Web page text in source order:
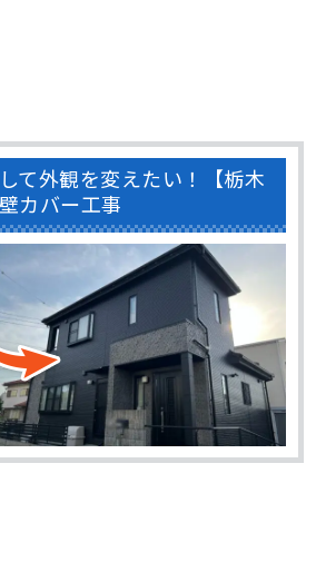
て外観を変えたい！【栃木
カバー工事